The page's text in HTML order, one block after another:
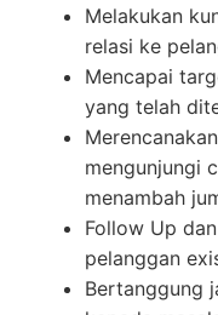
Melakukan
relasi ke
Mencapai
yang telah
mengunjungi
menambah
Follow Up
pelanggan
Bertanggung